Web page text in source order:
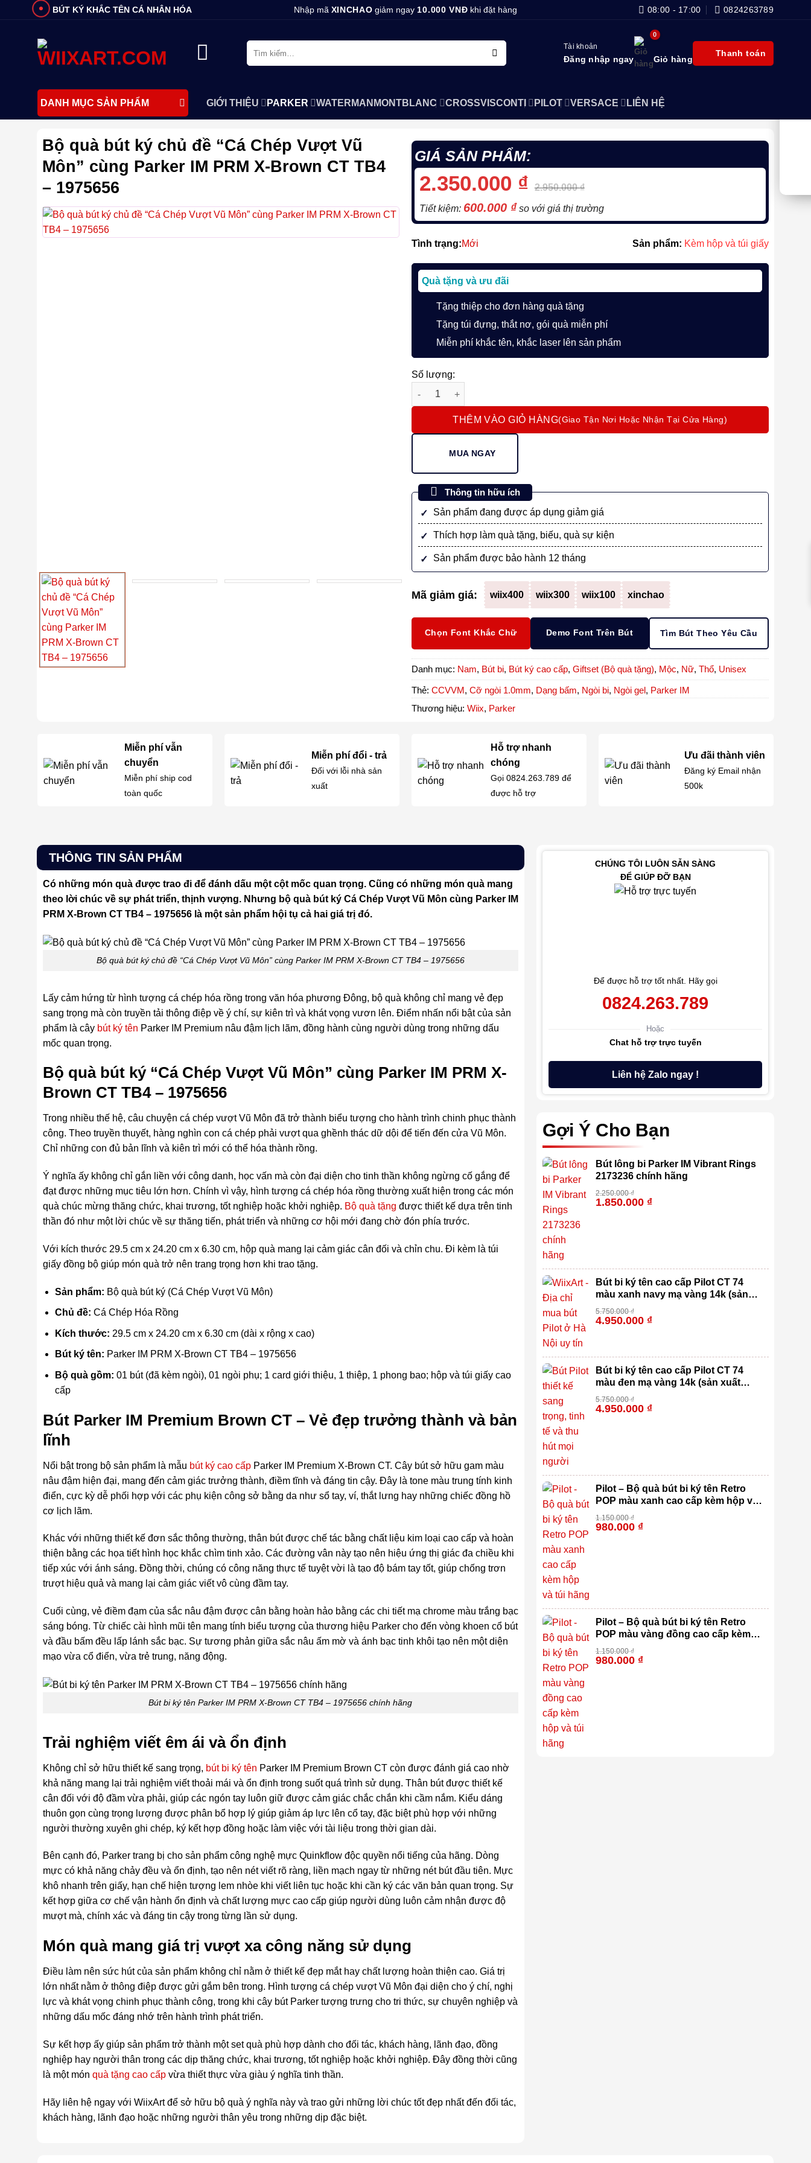
BÚT KÝ KHẮC TÊN CÁ NHÂN HÓA Nhập mã XINCHAO giảm ngay 10.000 VNĐ khi đặt hàng 08:00 - 17:00 0824263789
Tìm
kiếm:
Tài khoản
Đăng nhập ngay Giỏ hàng
Thanh toán
DANH MỤC SẢN PHẨM GIỚI THIỆU PARKER WATERMAN MONTBLANC CROSSVISCONTI PILOT VERSACE LIÊN HỆ
Bộ quà bút ký chủ đề “Cá Chép Vượt Vũ
Môn” cùng Parker IM PRM X-Brown CT TB4
– 1975656
GIÁ SẢN PHẨM:
2.350.000 ₫ 2.950.000₫
Tiết kiệm: 600.000 ₫so với giá thị trường
Tình trạng:Mới Sản phẩm: Kèm hộp và túi giấy
Quà tặng và ưu đãi
Tặng thiệp cho đơn hàng quà tặng
Tặng túi đựng, thắt nơ, gói quà miễn phí
Miễn phí khắc tên, khắc laser lên sản phẩm
Số lượng:
Bộ quà bút ký chủ đề “Cá Chép Vượt Vũ Môn” cùng Parker IM PRM X-Brown CT TB4 – 1975656
THÊM VÀO GIỎ HÀNG
MUA NGAY
Thông tin hữu ích
Sản phẩm đang được áp dụng giảm giá
Thích hợp làm quà tặng, biếu, quà sự kiện
Sản phẩm được bảo hành 12 tháng
Mã giảm giá: wiix400 wiix300 wiix100 xinchao
Chọn Font Khắc Chữ Demo Font Trên Bút Tìm Bút Theo Yêu Cầu
Danh mục: Nam, Bút bi, Bút ký cao cấp, Giftset (Bộ quà tặng), Mộc, Nữ, Thổ, Unisex
Thẻ: CCVVM, Cỡ ngòi 1.0mm, Dạng bấm, Ngòi bi, Ngòi gel, Parker IM
Thương hiệu: Wiix, Parker
Miễn phí vẫn
chuyển
Miễn phí ship cod
toàn quốc
Miễn phí đổi - trả
Đối với lỗi nhà sản
xuất
Hỗ trợ nhanh
chóng
Gọi 0824.263.789 để
được hỗ trợ
Ưu đãi thành viên
Đăng ký Email nhận
500k
THÔNG TIN SẢN PHẨM
Có những món quà được trao đi để đánh dấu một cột mốc quan trọng. Cũng có những món quà mang
theo lời chúc về sự phát triển, thịnh vượng. Nhưng bộ quà bút ký Cá Chép Vượt Vũ Môn cùng Parker IM
PRM X-Brown CT TB4 – 1975656 là một sản phẩm hội tụ cả hai giá trị đó.
Bộ quà bút ký chủ đề “Cá Chép Vượt Vũ Môn” cùng Parker IM PRM X-Brown CT TB4 – 1975656
Lấy cảm hứng từ hình tượng cá chép hóa rồng trong văn hóa phương Đông, bộ quà không chỉ mang vẻ đẹp
sang trọng mà còn truyền tải thông điệp về ý chí, sự kiên trì và khát vọng vươn lên. Điểm nhấn nổi bật của sản
phẩm là cây bút ký tên Parker IM Premium nâu đậm lịch lãm, đồng hành cùng người dùng trong những dấu
mốc quan trọng.
Bộ quà bút ký “Cá Chép Vượt Vũ Môn” cùng Parker IM PRM X-
Brown CT TB4 – 1975656
Trong nhiều thế hệ, câu chuyện cá chép vượt Vũ Môn đã trở thành biểu tượng cho hành trình chinh phục thành
công. Theo truyền thuyết, hàng nghìn con cá chép phải vượt qua ghềnh thác dữ dội để tiến đến cửa Vũ Môn.
Chỉ những con đủ bản lĩnh và kiên trì mới có thể hóa thành rồng.
Ý nghĩa ấy không chỉ gắn liền với công danh, học vấn mà còn đại diện cho tinh thần không ngừng cố gắng để
đạt được những mục tiêu lớn hơn. Chính vì vậy, hình tượng cá chép hóa rồng thường xuất hiện trong các món
quà chúc mừng thăng chức, khai trương, tốt nghiệp hoặc khởi nghiệp. Bộ quà tặng được thiết kế dựa trên tinh
thần đó như một lời chúc về sự thăng tiến, phát triển và những cơ hội mới đang chờ đón phía trước.
Với kích thước 29.5 cm x 24.20 cm x 6.30 cm, hộp quà mang lại cảm giác cân đối và chỉn chu. Đi kèm là túi
giấy đồng bộ giúp món quà trở nên trang trọng hơn khi trao tặng.
Sản phẩm: Bộ quà bút ký (Cá Chép Vượt Vũ Môn)
Chủ đề: Cá Chép Hóa Rồng
Kích thước: 29.5 cm x 24.20 cm x 6.30 cm (dài x rộng x cao)
Bút ký tên: Parker IM PRM X-Brown CT TB4 – 1975656
Bộ quà gồm: 01 bút (đã kèm ngòi), 01 ngòi phụ; 1 card giới thiệu, 1 thiệp, 1 phong bao; hộp và túi giấy cao
cấp
Bút Parker IM Premium Brown CT – Vẻ đẹp trưởng thành và bản
lĩnh
Nổi bật trong bộ sản phẩm là mẫu bút ký cao cấpParker IM Premium X-Brown CT. Cây bút sở hữu gam màu
nâu đậm hiện đại, mang đến cảm giác trưởng thành, điềm tĩnh và đáng tin cậy. Đây là tone màu trung tính kinh
điển, cực kỳ dễ phối hợp với các phụ kiện công sở bằng da như sổ tay, ví, thắt lưng hay những chiếc đồng hồ
cơ lịch lãm.
Khác với những thiết kế đơn sắc thông thường, thân bút được chế tác bằng chất liệu kim loại cao cấp và hoàn
thiện bằng các họa tiết hình học khắc chìm tinh xảo. Các đường vân này tạo nên hiệu ứng thị giác đa chiều khi
tiếp xúc với ánh sáng. Đồng thời, chúng có công năng thực tế tuyệt vời là tạo độ bám tay tốt, giúp chống trơn
trượt hiệu quả và mang lại cảm giác viết vô cùng đầm tay.
Cuối cùng, vẻ điềm đạm của sắc nâu đậm được cân bằng hoàn hảo bằng các chi tiết mạ chrome màu trắng bạc
sáng bóng. Từ chiếc cài hình mũi tên mang tính biểu tượng của thương hiệu Parker cho đến vòng khoen cổ bút
và đầu bấm đều lấp lánh sắc bạc. Sự tương phản giữa sắc nâu ấm mờ và ánh bạc tinh khôi tạo nên một diện
mạo vừa cổ điển, vừa trẻ trung, năng động.
Bút bi ký tên Parker IM PRM X-Brown CT TB4 – 1975656 chính hãng
Trải nghiệm viết êm ái và ổn định
Không chỉ sở hữu thiết kế sang trọng, bút bi ký tên Parker IM Premium Brown CT còn được đánh giá cao nhờ
khả năng mang lại trải nghiệm viết thoải mái và ổn định trong suốt quá trình sử dụng. Thân bút được thiết kế
cân đối với độ đầm vừa phải, giúp các ngón tay luôn giữ được cảm giác chắc chắn khi cầm nắm. Kiểu dáng
thuôn gọn cùng trọng lượng được phân bổ hợp lý giúp giảm áp lực lên cổ tay, đặc biệt phù hợp với những
người thường xuyên ghi chép, ký kết hợp đồng hoặc làm việc với tài liệu trong thời gian dài.
Bên cạnh đó, Parker trang bị cho sản phẩm công nghệ mực Quinkflow độc quyền nổi tiếng của hãng. Dòng
mực có khả năng chảy đều và ổn định, tạo nên nét viết rõ ràng, liền mạch ngay từ những nét bút đầu tiên. Mực
khô nhanh trên giấy, hạn chế hiện tượng lem nhòe khi viết liên tục hoặc khi cần ký các văn bản quan trọng. Sự
kết hợp giữa cơ chế vận hành ổn định và chất lượng mực cao cấp giúp người dùng luôn cảm nhận được độ
mượt mà, chính xác và đáng tin cậy trong từng lần sử dụng.
Món quà mang giá trị vượt xa công năng sử dụng
Điều làm nên sức hút của sản phẩm không chỉ nằm ở thiết kế đẹp mắt hay chất lượng hoàn thiện cao. Giá trị
lớn nhất nằm ở thông điệp được gửi gắm bên trong. Hình tượng cá chép vượt Vũ Môn đại diện cho ý chí, nghị
lực và khát vọng chinh phục thành công, trong khi cây bút Parker tượng trưng cho tri thức, sự chuyên nghiệp và
những dấu mốc đáng nhớ trên hành trình phát triển.
Sự kết hợp ấy giúp sản phẩm trở thành một set quà phù hợp dành cho đối tác, khách hàng, lãnh đạo, đồng
nghiệp hay người thân trong các dịp thăng chức, khai trương, tốt nghiệp hoặc khởi nghiệp. Đây đồng thời cũng
là một món quà tặng cao cấpvừa thiết thực vừa giàu ý nghĩa tinh thần.
Hãy liên hệ ngay với WiixArt để sở hữu bộ quà ý nghĩa này và trao gửi những lời chúc tốt đẹp nhất đến đối tác,
khách hàng, lãnh đạo hoặc những người thân yêu trong những dịp đặc biệt.
CHÚNG TÔI LUÔN SẴN SÀNG
ĐỂ GIÚP ĐỠ BẠN
Để được hỗ trợ tốt nhất. Hãy gọi
0824.263.789
Hoặc
Chat hỗ trợ trực tuyến
Liên hệ Zalo ngay !
Gợi Ý Cho Bạn
Bút lông bi Parker IM Vibrant Rings
2173236 chính hãng
2.250.000₫
1.850.000 ₫
Bút bi ký tên cao cấp Pilot CT 74
màu xanh navy mạ vàng 14k (sản
xuất 100% tại Nhật Bản)
5.750.000₫
4.950.000 ₫
Bút bi ký tên cao cấp Pilot CT 74
màu đen mạ vàng 14k (sản xuất
100% tại Nhật Bản)
5.750.000₫
4.950.000 ₫
Pilot – Bộ quà bút bi ký tên Retro
POP màu xanh cao cấp kèm hộp và
túi hãng
1.150.000₫
980.000 ₫
Pilot – Bộ quà bút bi ký tên Retro
POP màu vàng đồng cao cấp kèm
hộp và túi hãng
1.150.000₫
980.000 ₫